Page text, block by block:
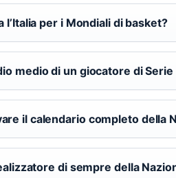
l’Italia per i Mondiali di basket?
medio di un giocatore di Serie
il calendario completo della
di sempre della